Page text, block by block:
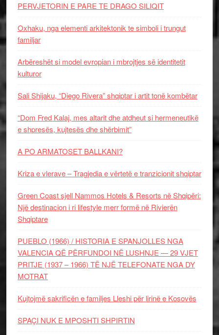
PERVJETORIN E PARE TE DRAGO SILIQIT
Oxhaku, nga elementi arkitektonik te simboli i trungut
familjar
Arbëreshët si model evropian i mbrojtjes së identitetit
kulturor
Sali Shijaku, “Diego Rivera” shqiptar i artit tonë kombëtar
“Dom Fred Kalaj, mes altarit dhe atdheut si hermeneutikë
e shpresës, kujtesës dhe shërbimit”
A PO ARMATOSET BALLKANI?
Kriza e vlerave – Tragjedia e vërtetë e tranzicionit shqiptar
Green Coast sjell Nammos Hotels & Resorts në Shqipëri:
Një destinacion i ri lifestyle merr formë në Rivierën
Shqiptare
PUEBLO (1966) / HISTORIA E SPANJOLLES NGA
VALENCIA QË PËRFUNDOI NË LUSHNJE — 29 VJET
PRITJE (1937 – 1966) TË NJË TELEFONATE NGA DY
MOTRAT
Kujtojmë sakrificën e familjes Lleshi për lirinë e Kosovës
SPAÇI NUK E MPOSHTI SHPIRTIN